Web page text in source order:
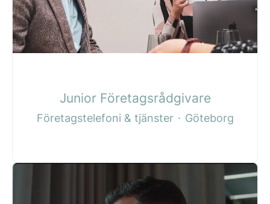
Junior Företagsrådgivare
Företagstelefoni & tjänster · Göteborg